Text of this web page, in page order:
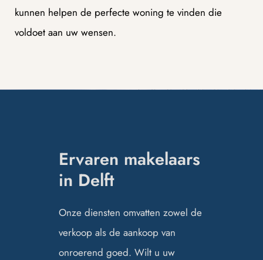
kunnen helpen de perfecte woning te vinden die
voldoet aan uw wensen.
Ervaren makelaars
in Delft
Onze diensten omvatten zowel de
verkoop als de aankoop van
onroerend goed. Wilt u uw